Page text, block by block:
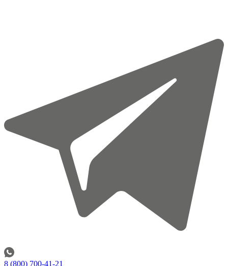
8 (800) 700-41-21